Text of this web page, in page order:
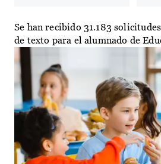
Se han recibido 31.183
de texto para el alumnado de